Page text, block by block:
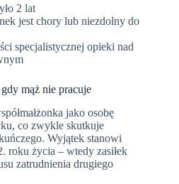
2 lat
jest chory lub niezdolny do
specjalistycznej opieki nad
mąż nie pracuje
jako osobę
co zwykle skutkuje
Wyjątek stanowi
roku życia – wtedy zasiłek
zatrudnienia drugiego